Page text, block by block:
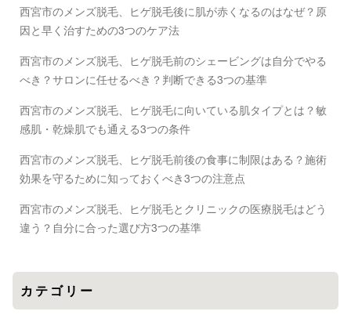
西宮市のメンズ脱毛、ヒゲ脱毛後に肌が赤くなるのはなぜ？原
因と早く治すための3つのケア法
西宮市のメンズ脱毛、ヒゲ脱毛前のシェービングは自分でやる
べき？サロンに任せるべき？判断できる3つの基準
西宮市のメンズ脱毛、ヒゲ脱毛に向いている肌タイプとは？敏
感肌・乾燥肌でも通える3つの条件
西宮市のメンズ脱毛、ヒゲ脱毛前後の食事に制限はある？施術
効果を守るために知っておくべき3つの注意点
西宮市のメンズ脱毛、ヒゲ脱毛とクリニックの医療脱毛はどう
違う？自分に合った選び方3つの基準
カテゴリー